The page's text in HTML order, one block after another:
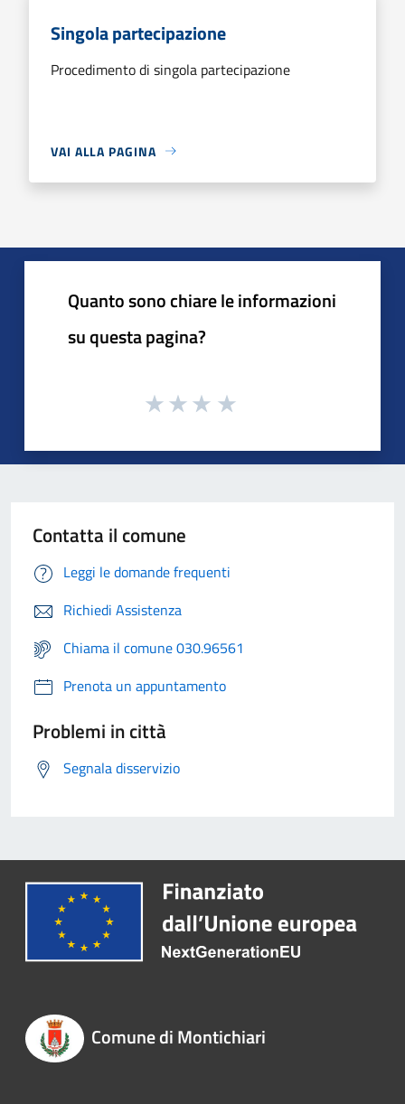
Singola partecipazione
Procedimento di singola partecipazione
VAI ALLA PAGINA
Quanto sono chiare le informazioni
su questa pagina?
Contatta il comune
Leggi le domande frequenti
Richiedi Assistenza
Chiama il comune 030.96561
Prenota un appuntamento
Problemi in città
Segnala disservizio
Comune di Montichiari